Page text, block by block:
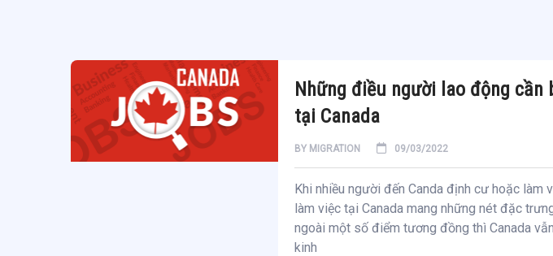
Những điều người lao động cần
tại Canada
BY MIGRATION 09/03/2022
Khi nhiều người đến Canda định cư hoặc làm
làm việc tại Canada mang những nét đặc
ngoài một số điểm tương đồng thì Canada
kinh